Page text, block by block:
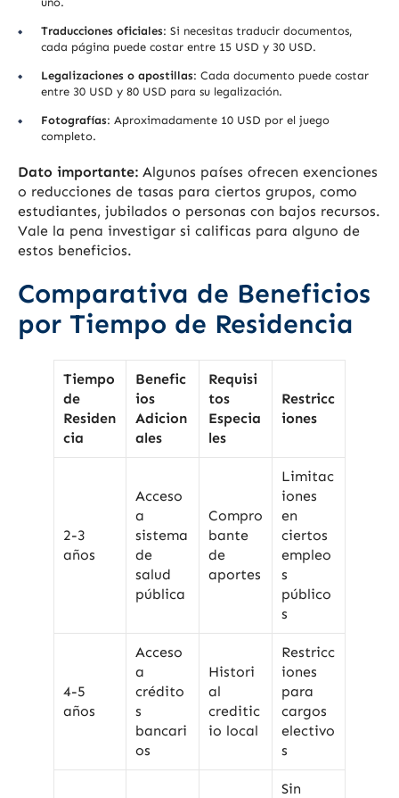
Traducciones oficiales: Si necesitas traducir documentos,
cada página puede costar entre 15 USD y 30 USD.
Legalizaciones o apostillas: Cada documento puede costar
entre 30 USD y 80 USD para su legalización.
Fotografías: Aproximadamente 10 USD por el juego
completo.
Dato importante: Algunos países ofrecen exenciones
o reducciones de tasas para ciertos grupos, como
estudiantes, jubilados o personas con bajos recursos.
Vale la pena investigar si calificas para alguno de
estos beneficios.
Comparativa de Beneficios
por Tiempo de Residencia
Tiempo
de
Residen
cia
Benefic
ios
Adicion
ales
Requisi
tos
Especia
les
Restricc
iones
2-3
años
Acceso
a
sistema
de
salud
pública
Compro
bante
de
aportes
Limitac
iones
en
ciertos
empleo
s
público
s
4-5
años
Acceso
a
crédito
s
bancari
os
Histori
al
creditic
io local
Restricc
iones
para
cargos
electivo
s
Sin